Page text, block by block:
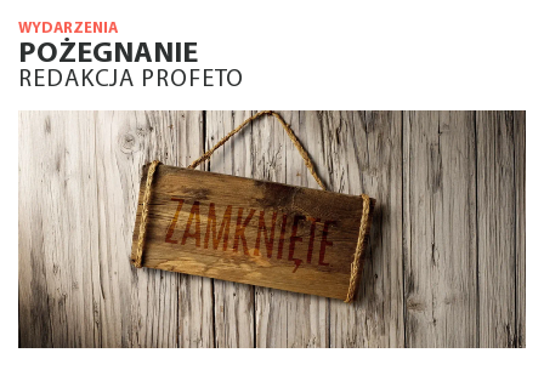
WYDARZENIA
POŻEGNANIE
REDAKCJA PROFETO